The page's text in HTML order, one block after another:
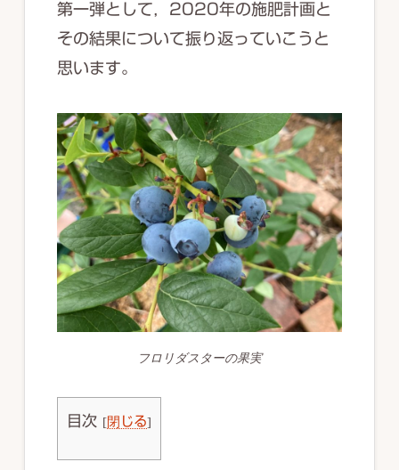
第一弾として，2020年の施肥計画と
その結果について振り返っていこうと
思います。
フロリダスターの果実
目次 [閉じる]